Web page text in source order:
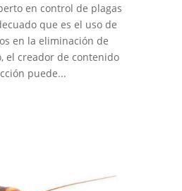
en control de plagas
que es el uso de
en la eliminación de
el creador de contenido
puede...